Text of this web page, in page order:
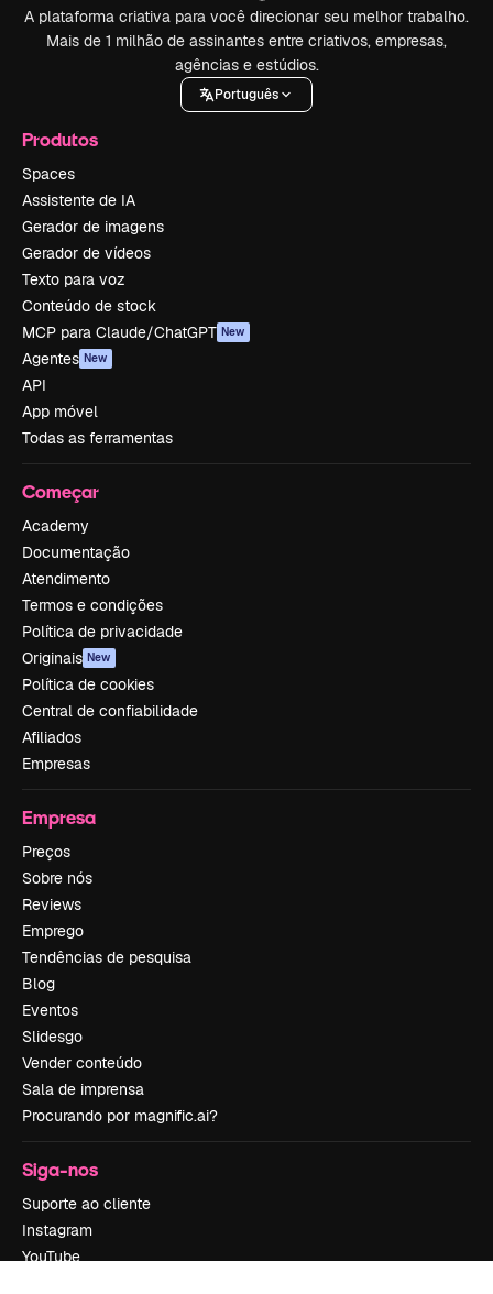
A plataforma criativa para você direcionar seu melhor trabalho.
Mais de 1 milhão de assinantes entre criativos, empresas,
agências e estúdios.
Português
Produtos
Spaces
Assistente de IA
Gerador de imagens
Gerador de vídeos
Texto para voz
Conteúdo de stock
MCP para Claude/ChatGPT New
Agentes New
API
App móvel
Todas as ferramentas
Começar
Academy
Documentação
Atendimento
Termos e condições
Política de privacidade
Originais New
Política de cookies
Central de confiabilidade
Afiliados
Empresas
Empresa
Preços
Sobre nós
Reviews
Emprego
Tendências de pesquisa
Blog
Eventos
Slidesgo
Vender conteúdo
Sala de imprensa
Procurando por magnific.ai?
Siga-nos
Suporte ao cliente
Instagram
YouTube